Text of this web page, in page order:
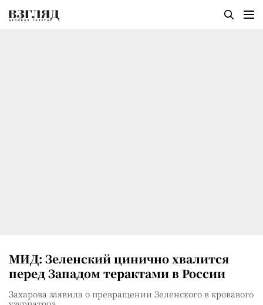
МИД: Зеленский цинично хвалится
перед Западом терактами в России
Захарова заявила о превращении Зеленского в кровавого